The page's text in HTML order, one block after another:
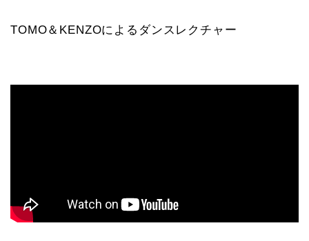
TOMO＆KENZOによるダンスレクチャー